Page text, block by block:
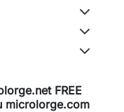
FREE
microlorge.com